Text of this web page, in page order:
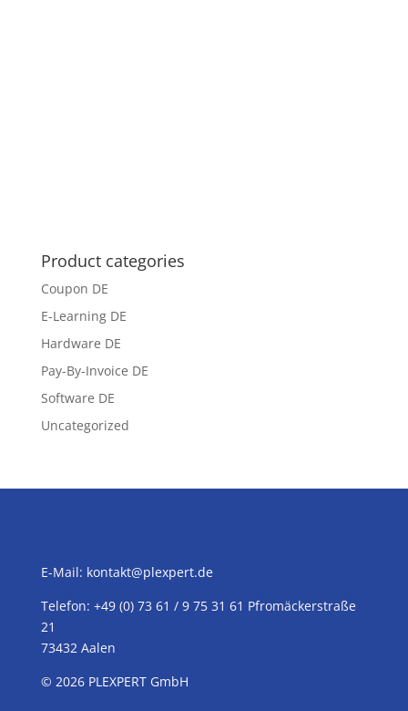
Product categories
Coupon DE
E-Learning DE
Hardware DE
Pay-By-Invoice DE
Software DE
Uncategorized
E-Mail: kontakt@plexpert.de
Telefon: +49 (0) 73 61 / 9 75 31 61 Pfromäckerstraße
21
73432 Aalen
© 2026 PLEXPERTGmbH